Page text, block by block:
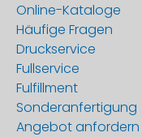
Online-Kataloge
Häufige Fragen
Druckservice
Fullservice
Fulfillment
Sonderanfertigung
Angebot anfordern